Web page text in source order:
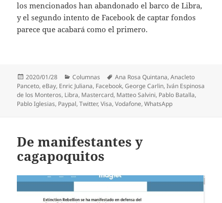
los mencionados han abandonado el barco de Libra,
y el segundo intento de Facebook de captar fondos
parece que acabará como el primero.
Publicado
el
2020/01/28 Categorías
Columnas Etiquetas
Ana Rosa Quintana,Anacleto
Panceto,eBay, Enric Juliana, Facebook,George Carlin,Iván Espinosa
de los Monteros, Libra, Mastercard, Matteo Salvini, Pablo Batalla,
Pablo Iglesias, Paypal,Twitter,Visa,Vodafone,WhatsApp
De manifestantes y
cagapoquitos